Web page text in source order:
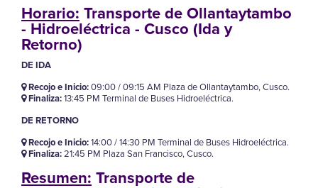
Horario: Transporte de Ollantaytambo
- Hidroeléctrica - Cusco (Ida y
Retorno)
DE IDA
Recojo e Inicio:09:00 / 09:15 AM Plaza de Ollantaytambo, Cusco.
Finaliza:13:45 PM Terminal de Buses Hidroeléctrica.
DE RETORNO
Recojo e Inicio:14:00 / 14:30 PM Terminal de Buses Hidroeléctrica.
Finaliza:21:45 PM Plaza San Francisco, Cusco.
Resumen: Transporte de